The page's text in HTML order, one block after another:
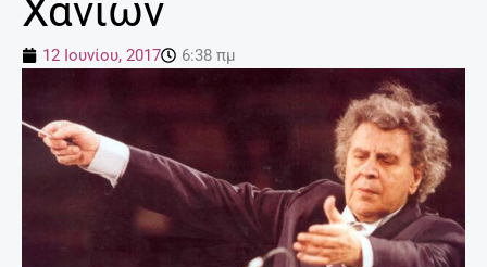
Χανίων
12 Ιουνίου, 2017 6:38 πμ